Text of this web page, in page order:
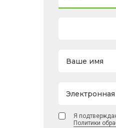
Ваше имя
Электронная
Я
Политики